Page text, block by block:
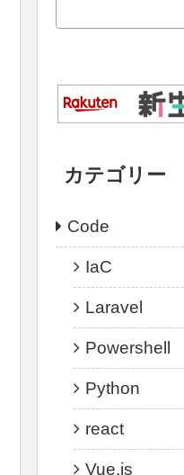
カテゴリー
Code
IaC
Laravel
Powershell
Python
react
Vue.js